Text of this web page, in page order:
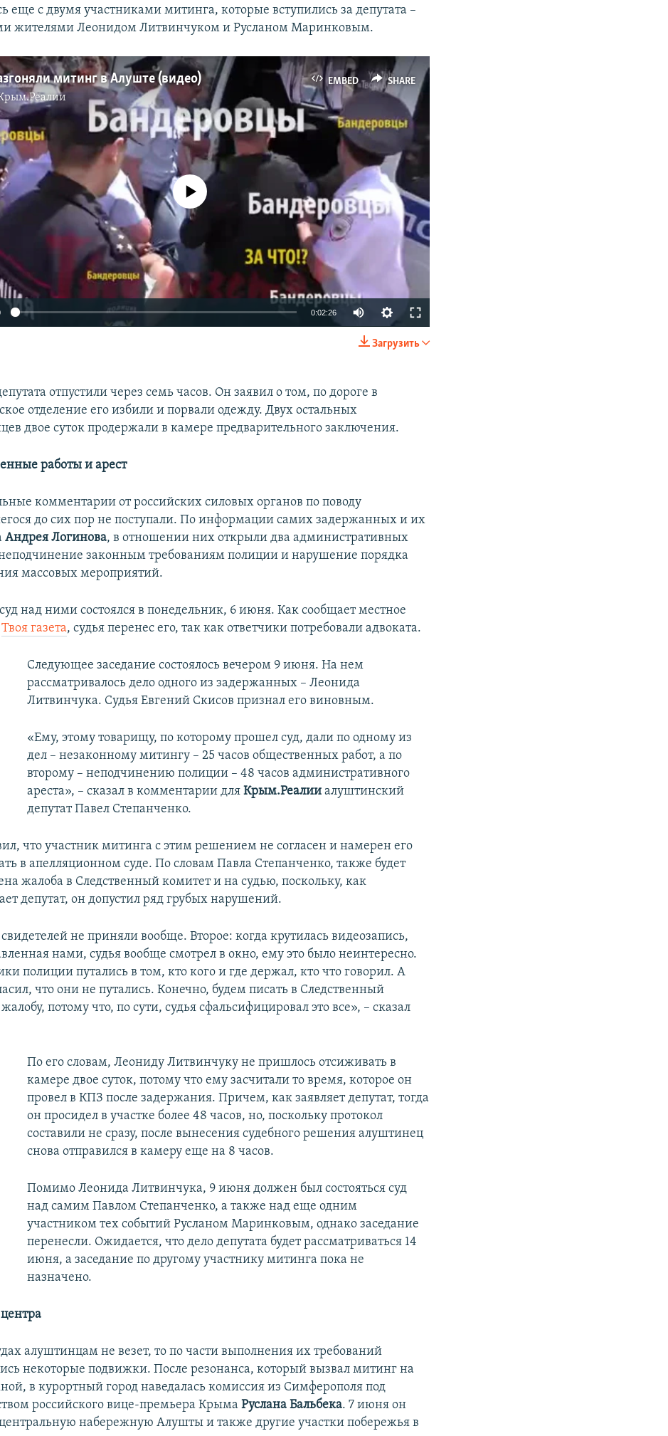
еще с двумя участниками митинга, которые вступились за депутата –
жителями Леонидом Литвинчуком и Русланом Маринковым.
EMBED SHARE
митинг в Алуште (видео)
SHARE
No media source currently available
0:02:26
Загрузить
отпустили через семь часов. Он заявил о том, по дороге в
отделение его избили и порвали одежду. Двух остальных
двое суток продержали в камере предварительного заключения.
работы и арест
комментарии от российских силовых органов по поводу
до сих пор не поступали. По информации самих задержанных и их
Андрея Логинова, в отношении них открыли два административных
законным требованиям полиции и нарушение порядка
массовых мероприятий.
над ними состоялся в понедельник, 6 июня. Как сообщает местное
Твоя газета, судья перенес его, так как ответчики потребовали адвоката.
Следующее заседание состоялось вечером 9 июня. На нем
рассматривалось дело одного из задержанных – Леонида
Литвинчука. Судья Евгений Скисов признал его виновным.
«Ему, этому товарищу, по которому прошел суд, дали по одному из
дел – незаконному митингу – 25 часов общественных работ, а по
второму – неподчинению полиции – 48 часов административного
ареста», – сказал в комментарии для Крым.Реалииалуштинский
депутат Павел Степанченко.
что участник митинга с этим решением не согласен и намерен его
в апелляционном суде. По словам Павла Степанченко, также будет
жалоба в Следственный комитет и на судью, поскольку, как
депутат, он допустил ряд грубых нарушений.
не приняли вообще. Второе: когда крутилась видеозапись,
нами, судья вообще смотрел в окно, ему это было неинтересно.
полиции путались в том, кто кого и где держал, кто что говорил. А
что они не путались. Конечно, будем писать в Следственный
потому что, по сути, судья сфальсифицировал это все», – сказал
По его словам, Леониду Литвинчуку не пришлось отсиживать в
камере двое суток, потому что ему засчитали то время, которое он
провел в КПЗ после задержания. Причем, как заявляет депутат, тогда
он просидел в участке более 48 часов, но, поскольку протокол
составили не сразу, после вынесения судебного решения алуштинец
снова отправился в камеру еще на 8 часов.
Помимо Леонида Литвинчука, 9 июня должен был состояться суд
над самим Павлом Степанченко, а также над еще одним
участником тех событий Русланом Маринковым, однако заседание
перенесли. Ожидается, что дело депутата будет рассматриваться 14
июня, а заседание по другому участнику митинга пока не
назначено.
алуштинцам не везет, то по части выполнения их требований
некоторые подвижки. После резонанса, который вызвал митинг на
в курортный город наведалась комиссия из Симферополя под
российского вице-премьера КрымаРуслана Бальбека. 7 июня он
набережную Алушты и также другие участки побережья в